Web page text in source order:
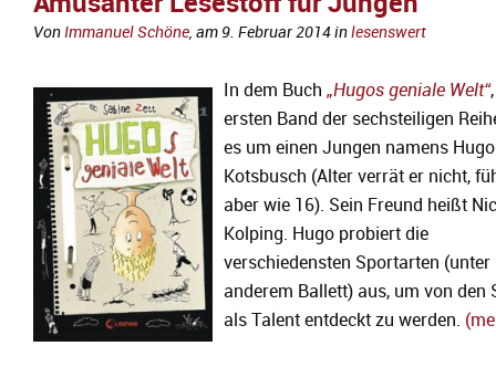
VonImmanuel Schöne, am 9. Februar 2014inlesenswert
In dem Buch „Hugos geniale Welt“
ersten Band der sechsteiligen
es um einen Jungen namens Hugo
Kotsbusch (Alter verrät er nicht,
aber wie 16). Sein Freund heißt
Kolping. Hugo probiert die
verschiedensten Sportarten (unter
anderem Ballett) aus, um von den
als Talent entdeckt zu werden.